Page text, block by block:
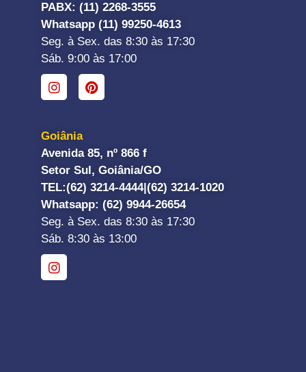
PABX: (11) 2268-3555
Whatsapp (11) 99250-4613
Seg. à Sex. das 8:30 às 17:30
Sáb. 9:00 às 17:00
Goiânia
Avenida 85, nº 866 f
Setor Sul, Goiânia/GO
TEL:(62) 3214-4444| (62) 3214-1020
Whatsapp: (62) 9944-26654
Seg. à Sex. das 8:30 às 17:30
Sáb. 8:30 às 13:00